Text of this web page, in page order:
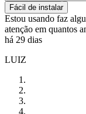
Fácil de instalar
Estou usando faz
atenção em quantos
há 29 dias
LUIZ